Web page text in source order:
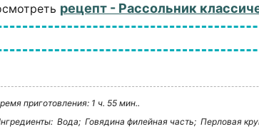
рецепт - Рассольник
приготовления: 1 ч. 55 мин..
Вода; Говядина филейная часть; Перловая